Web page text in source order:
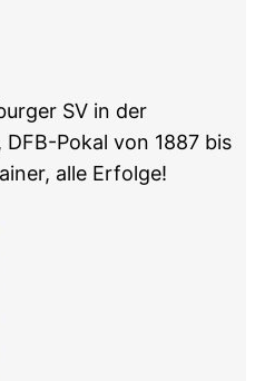
SV in der
Pokal von 1887 bis
alle Erfolge!